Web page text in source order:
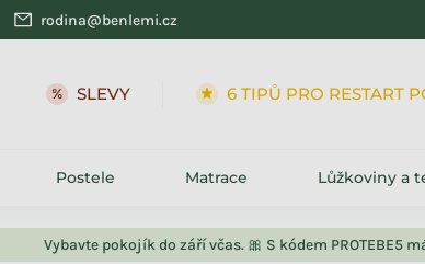
Vybavte pokojík do září včas. 🎀 S kódem PROTEBE5
rodina@benlemi.cz
SLEVY 6 TIPŮ PRO RESTART
Postele Matrace Lůžkoviny a